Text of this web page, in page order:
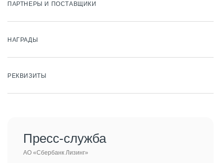
ПАРТНЕРЫ И ПОСТАВЩИКИ
НАГРАДЫ
РЕКВИЗИТЫ
Пресс-служба
АО «Сбербанк Лизинг»